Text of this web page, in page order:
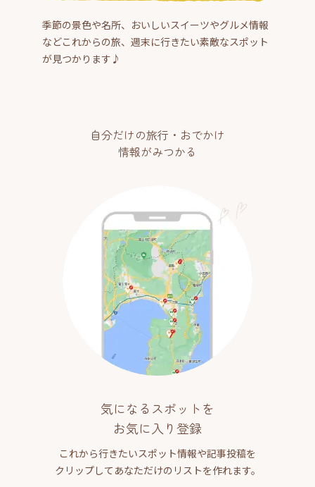
季節の景色や名所、おいしいスイーツやグルメ情報
などこれからの旅、週末に行きたい素敵なスポット
が見つかります♪
自分だけの旅行・おでかけ
情報がみつかる
気になるスポットを
お気に入り登録
これから行きたいスポット情報や記事投稿を
クリップしてあなただけのリストを作れます。